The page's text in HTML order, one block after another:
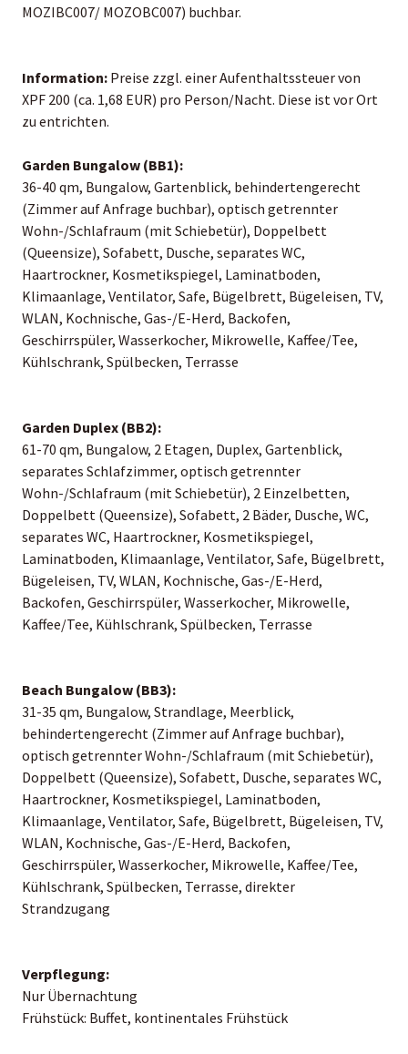
MOZIBC007/ MOZOBC007) buchbar.
Information: Preise zzgl. einer Aufenthaltssteuer von
XPF 200 (ca. 1,68 EUR) pro Person/Nacht. Diese ist vor Ort
zu entrichten.
Garden Bungalow (BB1):
36-40 qm, Bungalow, Gartenblick, behindertengerecht
(Zimmer auf Anfrage buchbar), optisch getrennter
Wohn-/Schlafraum (mit Schiebetür), Doppelbett
(Queensize), Sofabett, Dusche, separates WC,
Haartrockner, Kosmetikspiegel, Laminatboden,
Klimaanlage, Ventilator, Safe, Bügelbrett, Bügeleisen, TV,
WLAN, Kochnische, Gas-/E-Herd, Backofen,
Geschirrspüler, Wasserkocher, Mikrowelle, Kaffee/Tee,
Kühlschrank, Spülbecken, Terrasse
Garden Duplex (BB2):
61-70 qm, Bungalow, 2 Etagen, Duplex, Gartenblick,
separates Schlafzimmer, optisch getrennter
Wohn-/Schlafraum (mit Schiebetür), 2 Einzelbetten,
Doppelbett (Queensize), Sofabett, 2 Bäder, Dusche, WC,
separates WC, Haartrockner, Kosmetikspiegel,
Laminatboden, Klimaanlage, Ventilator, Safe, Bügelbrett,
Bügeleisen, TV, WLAN, Kochnische, Gas-/E-Herd,
Backofen, Geschirrspüler, Wasserkocher, Mikrowelle,
Kaffee/Tee, Kühlschrank, Spülbecken, Terrasse
Beach Bungalow (BB3):
31-35 qm, Bungalow, Strandlage, Meerblick,
behindertengerecht (Zimmer auf Anfrage buchbar),
optisch getrennter Wohn-/Schlafraum (mit Schiebetür),
Doppelbett (Queensize), Sofabett, Dusche, separates WC,
Haartrockner, Kosmetikspiegel, Laminatboden,
Klimaanlage, Ventilator, Safe, Bügelbrett, Bügeleisen, TV,
WLAN, Kochnische, Gas-/E-Herd, Backofen,
Geschirrspüler, Wasserkocher, Mikrowelle, Kaffee/Tee,
Kühlschrank, Spülbecken, Terrasse, direkter
Strandzugang
Verpflegung:
Nur Übernachtung
Frühstück: Buffet, kontinentales Frühstück